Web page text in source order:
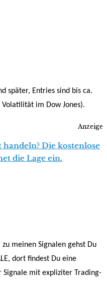
später, Entries sind bis ca.
im Dow Jones).
Anzeige
Die kostenlose
die Lage ein.
meinen Signalen gehst Du
dort findest Du eine
Signale mit expliziter Trading-